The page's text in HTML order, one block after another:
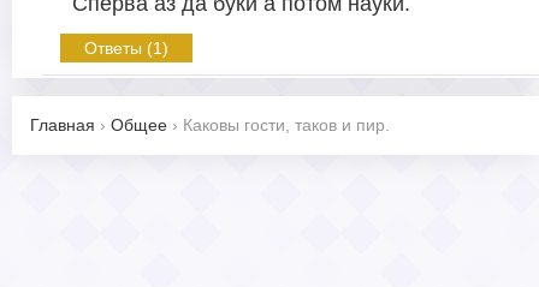
Ответы (1)
Главная › Общее › Каковы гости, таков и пир.